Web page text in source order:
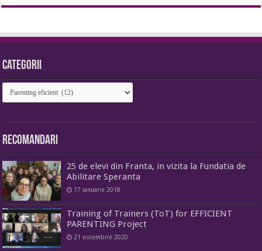
Categorii
Categorii
Recomandari
25 de elevi din Franta, in vizita la Fundatia de
Abilitare Speranta
17 ianuarie 2018
Training of Trainers (ToT) for EFFICIENT
PARENTING Project
21 noiembrie 2020